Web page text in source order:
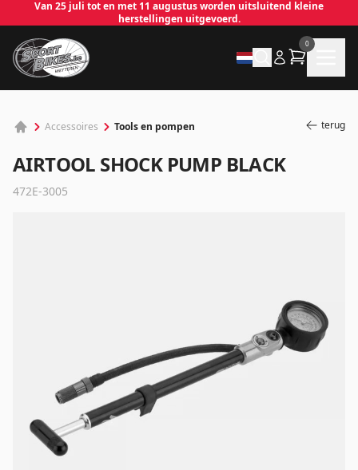
Van 25 juli tot en met 11 augustus worden uitsluitend kleine
herstellingen uitgevoerd.
0
Accessoires Tools en pompen terug
AIRTOOL SHOCK PUMP BLACK
472E-3005
Wachtwoord